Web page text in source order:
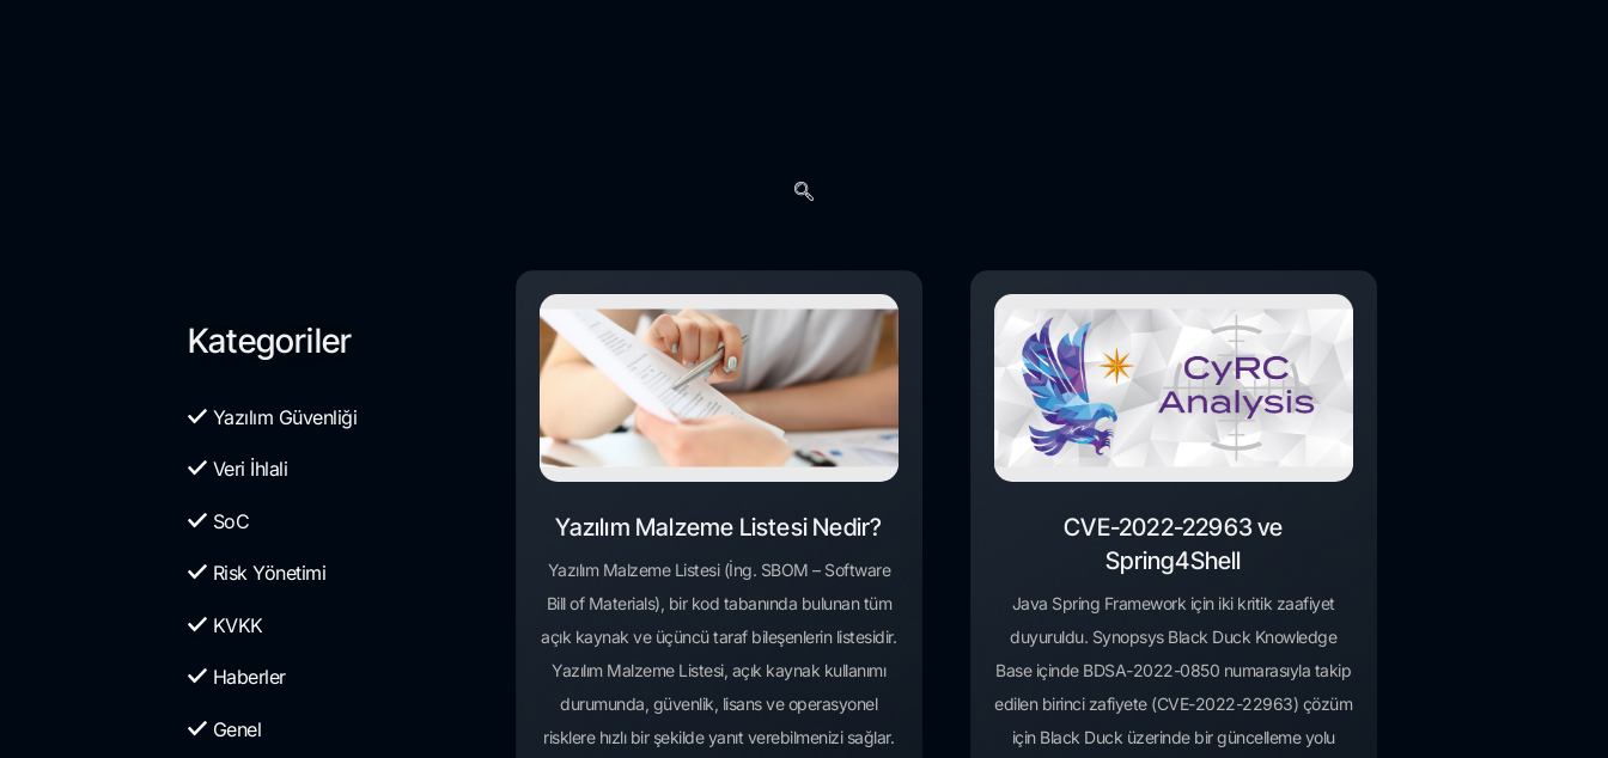
Kategoriler
Yazılım Güvenliği
Veri İhlali
SoC
Risk Yönetimi
KVKK
Haberler
Genel
Yazılım Malzeme Listesi Nedir?
Yazılım Malzeme Listesi (İng. SBOM – Software
Bill of Materials), bir kod tabanında bulunan tüm
açık kaynak ve üçüncü taraf bileşenlerin listesidir.
Yazılım Malzeme Listesi, açık kaynak kullanımı
durumunda, güvenlik, lisans ve operasyonel
risklere hızlı bir şekilde yanıt verebilmenizi sağlar.
CVE-2022-22963 ve
Spring4Shell
Java Spring Framework için iki kritik zaafiyet
duyuruldu. Synopsys Black Duck Knowledge
Base içinde BDSA-2022-0850 numarasıyla takip
edilen birinci zafiyete (CVE-2022-22963) çözüm
için Black Duck üzerinde bir güncelleme yolu